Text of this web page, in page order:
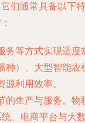
们通常具备以下特
务等方式实现适度
种）、大型智能农
利用效率。
的生产与服务。 物
、电商平台与大